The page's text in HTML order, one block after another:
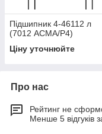
Підшипник 4-46112 л
(7012 АСМА/Р4)
Ціну уточнюйте
Про нас
Рейтинг не
Менше 5 відгуків